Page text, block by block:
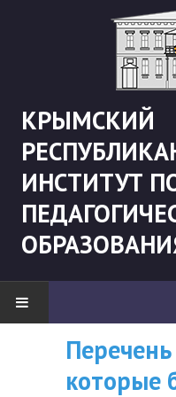
КРЫМСКИЙ
ИНСТИТУТ
НОВОСТИ
"Боевая" русистика
которые